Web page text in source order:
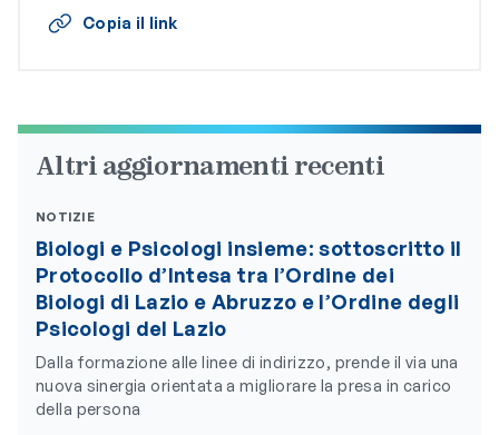
Copia il link
Altri aggiornamenti recenti
NOTIZIE
Biologi e Psicologi insieme: sottoscritto il
Protocollo d’Intesa tra l’Ordine dei
Biologi di Lazio e Abruzzo e l’Ordine degli
Psicologi del Lazio
Dalla formazione alle linee di indirizzo, prende il via una
nuova sinergia orientata a migliorare la presa in carico
della persona